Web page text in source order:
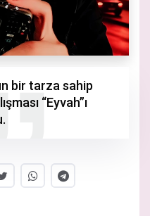
bir tarza sahip
“Eyvah”ı